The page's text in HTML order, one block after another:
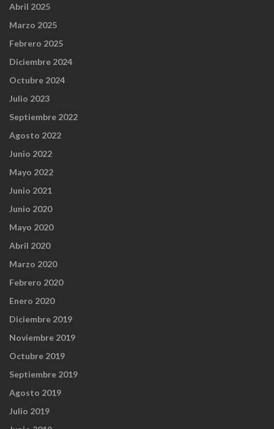
Abril 2025
Marzo 2025
Febrero 2025
Diciembre 2024
Octubre 2024
Julio 2023
Septiembre 2022
Agosto 2022
Junio 2022
Mayo 2022
Junio 2021
Junio 2020
Mayo 2020
Abril 2020
Marzo 2020
Febrero 2020
Enero 2020
Diciembre 2019
Noviembre 2019
Octubre 2019
Septiembre 2019
Agosto 2019
Julio 2019